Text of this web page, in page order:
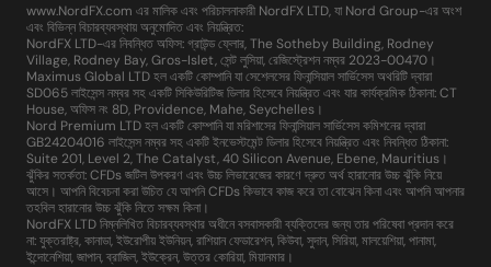
www.NordFX.com এর মালিক এবং পরিচালনাকারী NordFX LTD, যা Nord Group-এর অংশ
এবং বিভিন্ন বিচারব্যবস্থায় অনুমোদিত এবং নিয়ন্ত্রিত:
NordFX LTD-এর নিবন্ধিত অফিস: গ্রাউন্ড ফ্লোর, The Sotheby Building, Rodney
Village, Rodney Bay, Gros-Islet, সেন্ট লুসিয়া, রেজিস্ট্রেশন নম্বর 2023-00470।
Maximus Global LTD হল একটি কোম্পানি যা সেশেলসের ফিনান্সিয়াল সার্ভিসেস অথরিটি দ্বারা
SD065 লাইসেন্স নম্বর সহ একটি সিকিউরিটিজ ডিলার হিসেবে নিয়ন্ত্রিত এবং যার কার্যক্রমিক ঠিকানা: CT
House, অফিস নং 8D, Providence, Mahe, Seychelles।
Nord Premium LTD হল একটি কোম্পানি যা মরিশাসের ফিনান্সিয়াল সার্ভিসেস কমিশনের দ্বারা
GB24204016 লাইসেন্স নম্বর সহ একটি ইনভেস্টমেন্ট ডিলার হিসেবে নিয়ন্ত্রিত এবং নিবন্ধিত ঠিকানা:
Suite 201, Level 2, The Catalyst, 40 Silicon Avenue, Ebene, Mauritius।
ঝুঁকির সতর্কতা: CFDs জটিল উপকরণ এবং উচ্চ লিভারেজের কারণে দ্রুত অর্থ হারানোর উচ্চ ঝুঁকি নিয়ে
আসে। আপনি বিবেচনা করা উচিত যে আপনি CFDs কিভাবে কাজ করে তা বোঝেন কিনা এবং আপনি আপনার
তহবিল হারানোর উচ্চ ঝুঁকি নিতে সক্ষম কিনা।
NordFX LTD নিম্নলিখিত বিচারব্যবস্থার অধীনে বসবাসকারী ব্যক্তিদের জন্য তার পরিষেবা প্রদান করে
না: যুক্তরাষ্ট্র, কানাডা, ইউরোপীয় ইউনিয়ন, রাশিয়ান ফেডারেশন, কিউবা, সুদান, সিরিয়া, মালয়েশিয়া, পানামা,
ইন্দোনেশিয়া, জাপান, ব্রাজিল, ইউক্রেন, উত্তর কোরিয়া, মিয়ানমার।